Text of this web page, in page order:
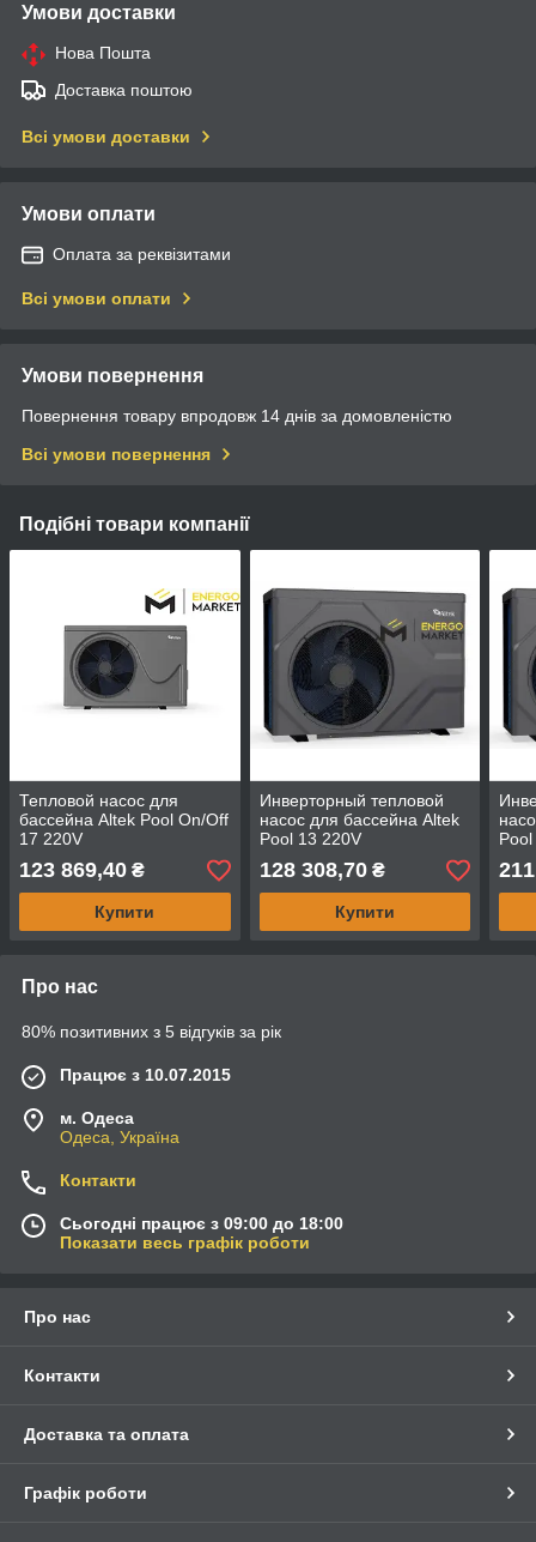
Умови доставки
Нова Пошта
Доставка поштою
Всі умови доставки
Умови оплати
Оплата за реквізитами
Всі умови оплати
Умови повернення
Повернення товару впродовж 14 днів за домовленістю
Всі умови повернення
Подібні товари компанії
Тепловой насос для
бассейна Altek Pool On/Off
17 220V
123 869,40 ₴
Купити
Инверторный тепловой
насос для бассейна Altek
Pool 13 220V
128 308,70₴
Купити
Про нас
80% позитивних з 5 відгуків за рік
Працює з 10.07.2015
м. Одеса
Одеса, Україна
Контакти
Сьогодні працює з 09:00 до 18:00
Показати весь графік роботи
Про нас
Контакти
Доставка та оплата
Графік роботи